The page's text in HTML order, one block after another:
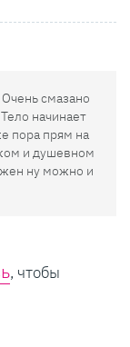
смазано
начинает
пора прям на
и душевном
ну можно и
, чтобы